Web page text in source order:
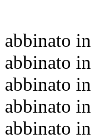
abbinato
abbinato
abbinato
abbinato
abbinato